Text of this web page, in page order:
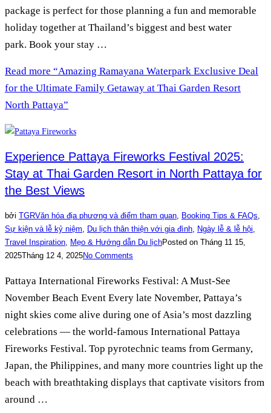
package is perfect for those planning a fun and memorable
holiday together at Thailand’s biggest and best water
park. Book your stay …
Read more “Amazing Ramayana Waterpark Exclusive Deal
for the Ultimate Family Getaway at Thai Garden Resort
North Pattaya”
Experience Pattaya Fireworks Festival 2025:
Stay at Thai Garden Resort in North Pattaya for
the Best Views
bởi TGRVăn hóa địa phương và điểm tham quan, Booking Tips & FAQs,
Sự kiện và lễ kỷ niệm, Du lịch thân thiện với gia đình, Ngày lễ & lễ hội,
Travel Inspiration, Mẹo & Hướng dẫn Du lịchPosted on Tháng 11 15,
2025Tháng 12 4, 2025No Comments
Pattaya International Fireworks Festival: A Must-See
November Beach Event Every late November, Pattaya’s
night skies come alive during one of Asia’s most dazzling
celebrations — the world-famous International Pattaya
Fireworks Festival. Top pyrotechnic teams from Germany,
Japan, the Philippines, and many more countries light up the
beach with breathtaking displays that captivate visitors from
around …